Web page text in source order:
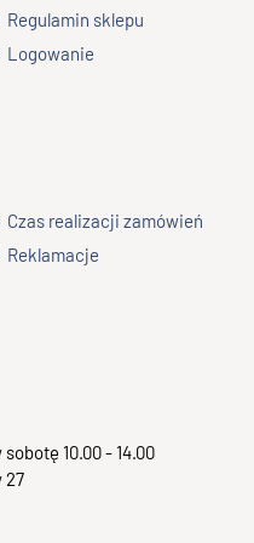
Regulamin sklepu
Logowanie
Czas realizacji zamówień
Reklamacje
10.00 - 14.00
27